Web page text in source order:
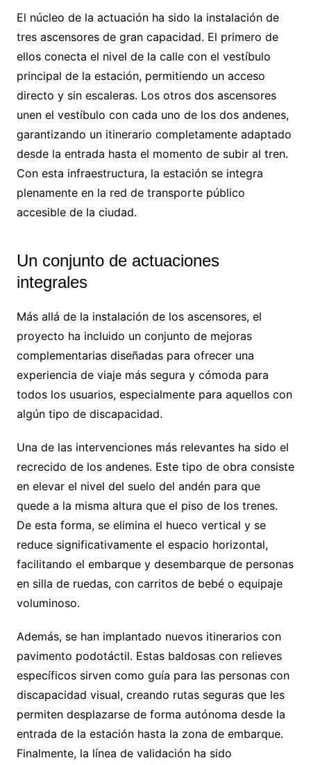
El núcleo de la actuación ha sido la instalación de
tres ascensores de gran capacidad. El primero de
ellos conecta el nivel de la calle con el vestíbulo
principal de la estación, permitiendo un acceso
directo y sin escaleras. Los otros dos ascensores
unen el vestíbulo con cada uno de los dos andenes,
garantizando un itinerario completamente adaptado
desde la entrada hasta el momento de subir al tren.
Con esta infraestructura, la estación se integra
plenamente en la red de transporte público
accesible de la ciudad.
Un conjunto de actuaciones
integrales
Más allá de la instalación de los ascensores, el
proyecto ha incluido un conjunto de mejoras
complementarias diseñadas para ofrecer una
experiencia de viaje más segura y cómoda para
todos los usuarios, especialmente para aquellos con
algún tipo de discapacidad.
Una de las intervenciones más relevantes ha sido el
recrecido de los andenes. Este tipo de obra consiste
en elevar el nivel del suelo del andén para que
quede a la misma altura que el piso de los trenes.
De esta forma, se elimina el hueco vertical y se
reduce significativamente el espacio horizontal,
facilitando el embarque y desembarque de personas
en silla de ruedas, con carritos de bebé o equipaje
voluminoso.
Además, se han implantado nuevos itinerarios con
pavimento podotáctil. Estas baldosas con relieves
específicos sirven como guía para las personas con
discapacidad visual, creando rutas seguras que les
permiten desplazarse de forma autónoma desde la
entrada de la estación hasta la zona de embarque.
Finalmente, la línea de validación ha sido